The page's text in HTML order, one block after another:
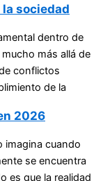
sociedad
dentro de
más allá de
conflictos
de la
2026
imagina cuando
se encuentra
es que la realidad